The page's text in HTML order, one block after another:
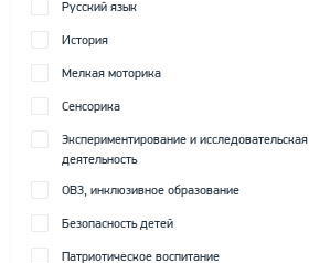
Русский язык
История
Мелкая моторика
Сенсорика
Экспериментирование и исследовательская
деятельность
ОВЗ, инклюзивное образование
Безопасность детей
Патриотическое воспитание